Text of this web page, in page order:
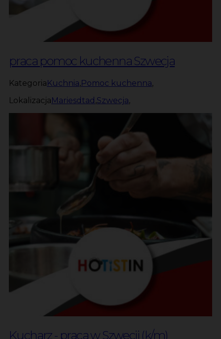
praca pomoc kuchenna Szwecja
KategoriaKuchnia,Pomoc kuchenna,
LokalizacjaMariesdtad ,Szwecja,
Kucharz - praca w Szwecji (k/m)